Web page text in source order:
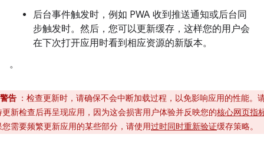
后台事件触发时，例如 PWA 收到推送通知或后台同
步触发时。然后，您可以更新缓存，这样您的用户会
在下次打开应用时看到相应资源的新版本。
。
警告 ：检查更新时，请确保不会中断加载过程，以免影响应用的性能。
更新检查后再呈现应用，因为这会损害用户体验并反映您的核心网页指
您需要频繁更新应用的某些部分，请使用过时同时重新验证缓存策略。